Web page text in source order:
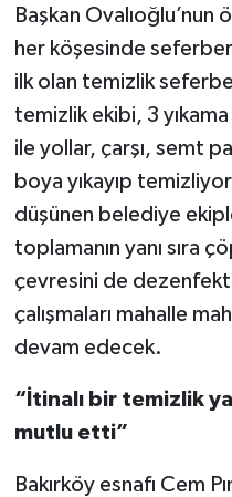
Başkan
her köşesinde
ilk olan temizlik
temizlik ekibi, 3
ile yollar, çarşı, semt
boya yıkayıp
düşünen belediye
toplamanın yanı sıra
çevresini de
çalışmaları mahalle
devam edecek.
“İtinalı bir temizlik
mutlu etti”
Bakırköy esnafı Cem